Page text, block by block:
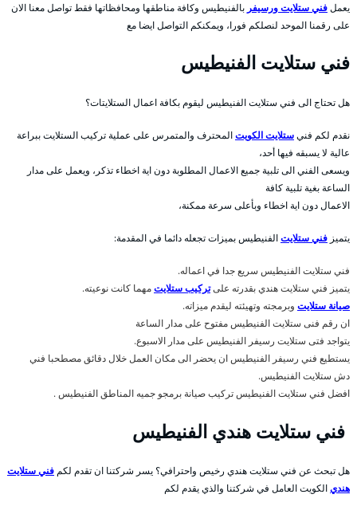
يعملفني ستلايت ورسيفر بالفنيطيس وكافة مناطقها ومحافظاتها فقط تواصل معنا الان
على رقمنا الموحد لنصلكم فورا، ويمكنكم التواصل ايضا مع
فني ستلايت الفنيطيس
هل تحتاج الى فني ستلايت الفنيطيس ليقوم بكافة اعمال الستلايتات؟
نقدم لكم فنيستلايت الكويتالمحترف والمتمرس على عملية تركيب الستلايت ببراعة
عالية لا يسبقه فيها أحد،
ويسعى الفني الى تلبية جميع الاعمال المطلوبة دون اية اخطاء تذكر، ويعمل على مدار
الساعة بغية تلبية كافة
الاعمال دون اية اخطاء وبأعلى سرعة ممكنة،
يتميز فني ستلايتالفنيطيس بميزات تجعله دائما في المقدمة:
فني ستلايت الفنيطيس سريع جدا في اعماله.
يتميز فني ستلايت هندي بقدرته علىتركيب ستلايتمهما كانت نوعيته.
صيانة ستلايت وبرمجته وتهيئته ليقدم ميزاته.
ان رقم فنى ستلايت الفنيطيس مفتوح على مدار الساعة
يتواجد فتى ستلايت رسيفر الفنيطيس على مدار الاسبوع.
يستطيع فني رسيفر الفنيطيس ان يحضر الى مكان العمل خلال دقائق مصطحبا فني
دش ستلايت الفنيطيس.
افضل فني ستلايت الفنيطيس تركيب صيانة برمجو جميه المناطق الفنيطيس .
فني ستلايت هندي الفنيطيس
هل تبحث عن فني ستلايت هندي رخيص واحترافي؟ يسر شركتنا ان تقدم لكم فني ستلايت
هنديالكويت العامل في شركتنا والذي يقدم لكم